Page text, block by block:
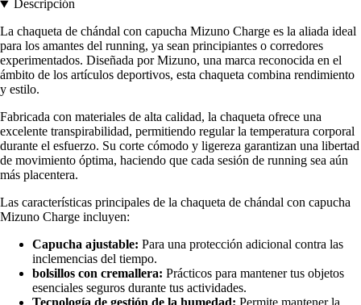
Descripción
La chaqueta de chándal con capucha Mizuno Charge es la aliada ideal
para los amantes del running, ya sean principiantes o corredores
experimentados. Diseñada por Mizuno, una marca reconocida en el
ámbito de los artículos deportivos, esta chaqueta combina rendimiento
y estilo.
Fabricada con materiales de alta calidad, la chaqueta ofrece una
excelente transpirabilidad, permitiendo regular la temperatura corporal
durante el esfuerzo. Su corte cómodo y ligereza garantizan una libertad
de movimiento óptima, haciendo que cada sesión de running sea aún
más placentera.
Las características principales de la chaqueta de chándal con capucha
Mizuno Charge incluyen:
Capucha ajustable: Para una protección adicional contra las
inclemencias del tiempo.
bolsillos con cremallera: Prácticos para mantener tus objetos
esenciales seguros durante tus actividades.